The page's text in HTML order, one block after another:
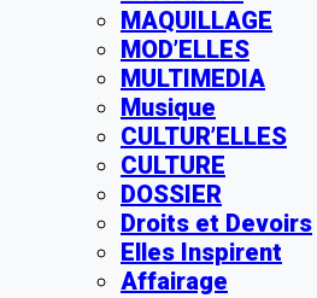
MAQUILLAGE
MOD’ELLES
MULTIMEDIA
Musique
CULTUR’ELLES
CULTURE
DOSSIER
Droits et Devoirs
Elles Inspirent
Affairage